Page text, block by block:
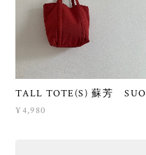
TALL TOTE(S) 蘇芳 SUO
¥4,980